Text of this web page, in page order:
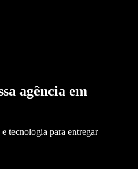
agência em
tecnologia para entregar